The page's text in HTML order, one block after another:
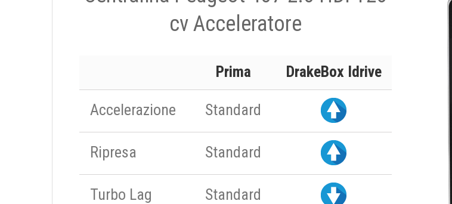
cv Acceleratore
Prima DrakeBox Idrive
Accelerazione Standard
Ripresa Standard
Turbo Lag Standard